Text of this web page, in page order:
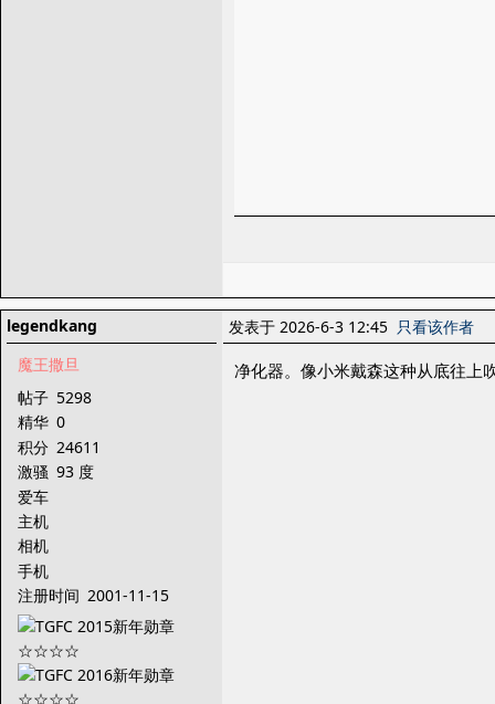
legendkang
魔王撒旦
帖子 5298
精华 0
积分 24611
激骚 93 度
爱车
主机
相机
手机
注册时间 2001-11-15
发表于 2026-6-3 12:45 只看该作者
净化器。像小米戴森这种从底往上